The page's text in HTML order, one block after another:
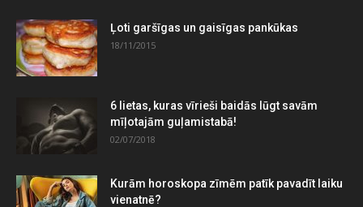
Ļoti garšīgas un gaisīgas pankūkas
18/11/2015
6 lietas, kuras vīrieši baidās lūgt savām
mīļotajām guļamistabā!
02/07/2018
Kurām horoskopa zīmēm patīk pavadīt laiku
vienatnē?